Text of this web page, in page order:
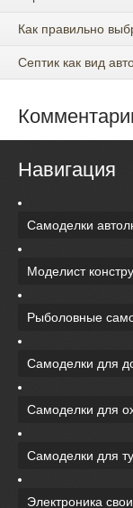
Как правильно
Септик как вид
Навигация
Самоделки
Моделист
Рыболовные
Самоделки для
Самоделки для
Самоделки для
Электроника